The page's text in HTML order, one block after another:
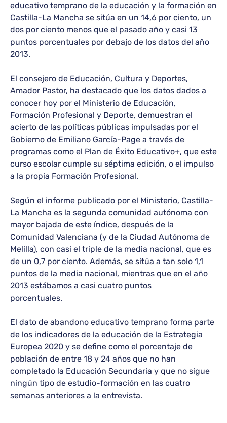
educativo temprano de la educación y la formación en
Castilla-La Mancha se sitúa en un 14,6 por ciento, un
dos por ciento menos que el pasado año y casi 13
puntos porcentuales por debajo de los datos del año
2013.
El consejero de Educación, Cultura y Deportes,
Amador Pastor, ha destacado que los datos dados a
conocer hoy por el Ministerio de Educación,
Formación Profesional y Deporte, demuestran el
acierto de las políticas públicas impulsadas por el
Gobierno de Emiliano García-Page a través de
programas como el Plan de Éxito Educativo+, que este
curso escolar cumple su séptima edición, o el impulso
a la propia Formación Profesional.
Según el informe publicado por el Ministerio, Castilla-
La Mancha es la segunda comunidad autónoma con
mayor bajada de este índice, después de la
Comunidad Valenciana (y de la Ciudad Autónoma de
Melilla), con casi el triple de la media nacional, que es
de un 0,7 por ciento. Además, se sitúa a tan solo 1,1
puntos de la media nacional, mientras que en el año
2013 estábamos a casi cuatro puntos
porcentuales.
El dato de abandono educativo temprano forma parte
de los indicadores de la educación de la Estrategia
Europea 2020 y se define como el porcentaje de
población de entre 18 y 24 años que no han
completado la Educación Secundaria y que no sigue
ningún tipo de estudio-formación en las cuatro
semanas anteriores a la entrevista.